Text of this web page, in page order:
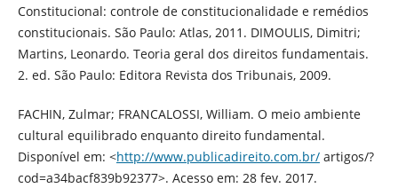
Constitucional: controle de constitucionalidade e remédios
constitucionais. São Paulo: Atlas, 2011. DIMOULIS, Dimitri;
Martins, Leonardo. Teoria geral dos direitos fundamentais.
2. ed. São Paulo: Editora Revista dos Tribunais, 2009.
FACHIN, Zulmar; FRANCALOSSI, William. O meio ambiente
cultural equilibrado enquanto direito fundamental.
Disponível em: <http://www.publicadireito.com.br/artigos/?
cod=a34bacf839b92377>. Acesso em: 28 fev. 2017.